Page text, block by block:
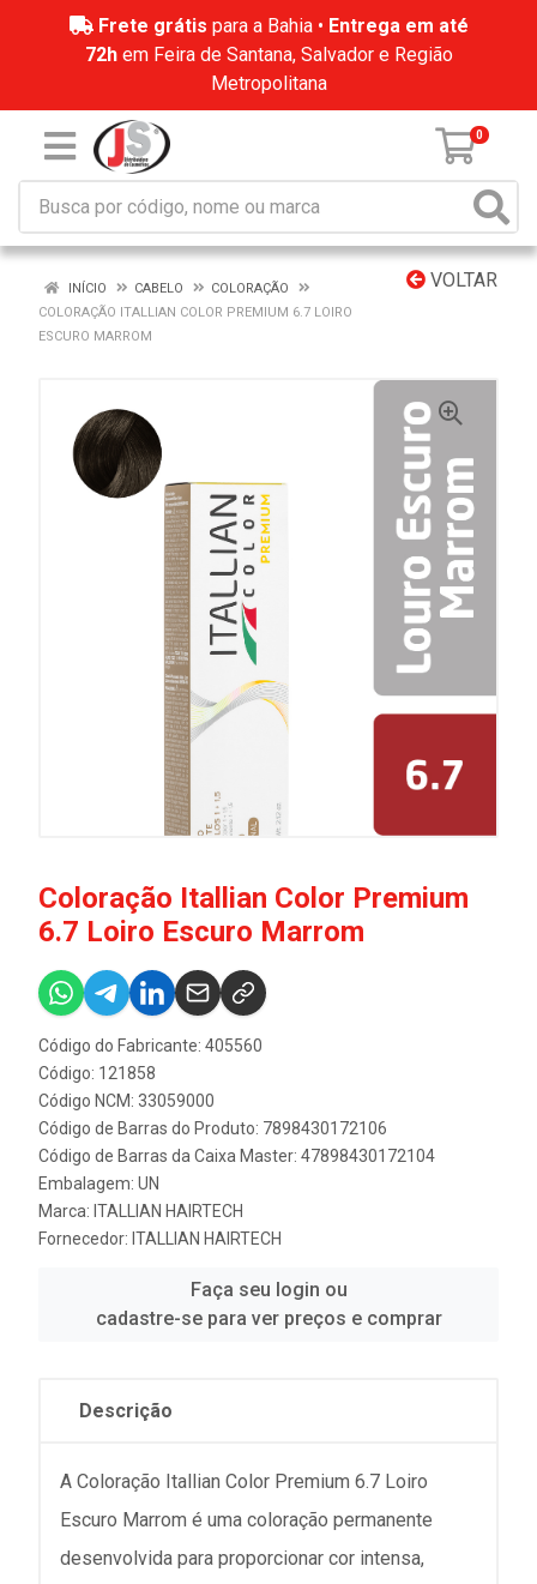
Frete grátis para a Bahia • Entrega em até
72hem Feira de Santana, Salvador e Região
Metropolitana
0
VOLTAR
INÍCIO CABELO
COLORAÇÃO
COLORAÇÃO ITALLIAN COLOR PREMIUM 6.7 LOIRO
ESCURO MARROM
Coloração Itallian Color Premium
6.7 Loiro Escuro Marrom
Código do Fabricante: 405560
Código: 121858
Código NCM: 33059000
Código de Barras do Produto: 7898430172106
Código de Barras da Caixa Master: 47898430172104
Embalagem: UN
Marca: ITALLIAN HAIRTECH
Fornecedor: ITALLIAN HAIRTECH
Faça seu login ou
cadastre-se para ver preços e comprar
Descrição
A Coloração Itallian Color Premium 6.7 Loiro
Escuro Marrom é uma coloração permanente
desenvolvida para proporcionar cor intensa,